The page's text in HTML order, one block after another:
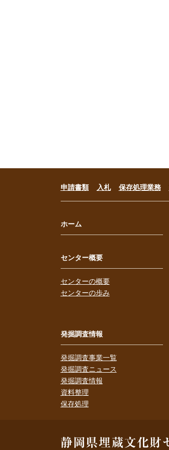
申請書類 入札 保存処理業務
ホーム
センター概要
センターの概要
センターの歩み
発掘調査情報
発掘調査事業一覧
発掘調査ニュース
発掘調査情報
資料整理
保存処理